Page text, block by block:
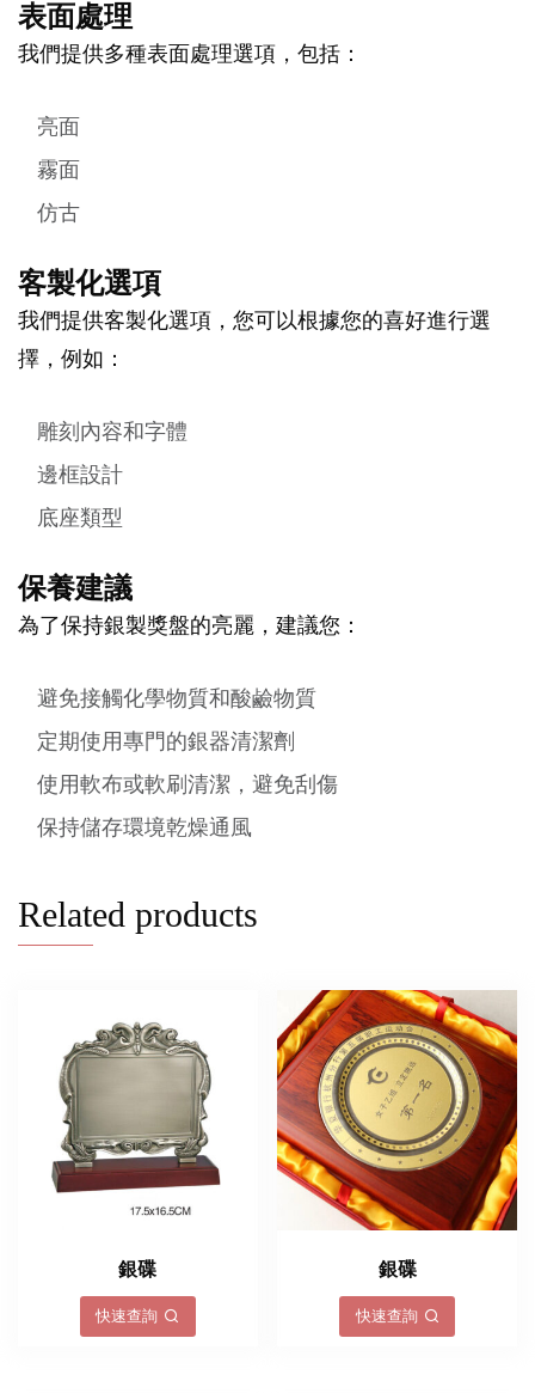
表面處理
我們提供多種表面處理選項，包括：
亮面
霧面
仿古
客製化選項
我們提供客製化選項，您可以根據您的喜好進行選
擇，例如：
雕刻內容和字體
邊框設計
底座類型
保養建議
為了保持銀製獎盤的亮麗，建議您：
避免接觸化學物質和酸鹼物質
定期使用專門的銀器清潔劑
使用軟布或軟刷清潔，避免刮傷
保持儲存環境乾燥通風
Related products
銀碟
快速查詢
銀碟
快速查詢